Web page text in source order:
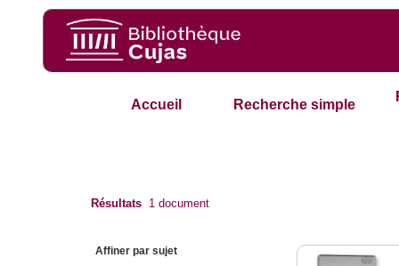
Accueil Recherche simple
Résultats 1 document
Affiner par sujet